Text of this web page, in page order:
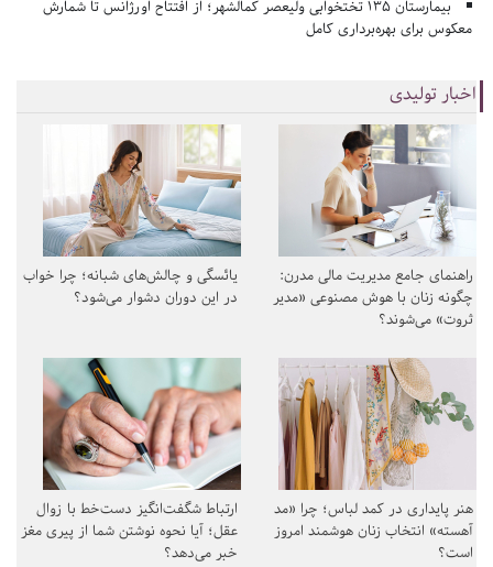
بیمارستان ۱۳۵ تختخوابی ولیعصر کمالشهر؛ از افتتاح اورژانس تا شمارش
معکوس برای بهره‌برداری کامل
اخبار تولیدی
راهنمای جامع مدیریت مالی مدرن:
چگونه زنان با هوش مصنوعی «مدیر
ثروت» می‌شوند؟
یائسگی و چالش‌های شبانه؛ چرا خواب
در این دوران دشوار می‌شود؟
هنر پایداری در کمد لباس؛ چرا «مد
آهسته» انتخاب زنان هوشمند امروز
است؟
ارتباط شگفت‌انگیز دست‌خط با زوال
عقل؛ آیا نحوه نوشتن شما از پیری مغز
خبر می‌دهد؟